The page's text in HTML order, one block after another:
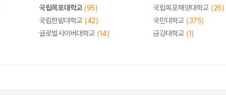
국립목포대학교(95) 국립목포해양대학교 (26)
국립한밭대학교 (42) 국민대학교 (375)
글로벌사이버대학교 (14) 금강대학교 (1)